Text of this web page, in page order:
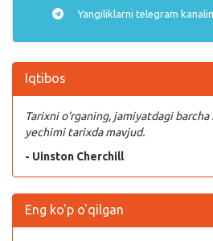
Yangiliklarni telegram
Iqtibos
Tarixni o‘rganing, jamiyatdagi
yechimi tarixda mavjud.
- Uinston Cherchill
Eng ko'p o'qilgan